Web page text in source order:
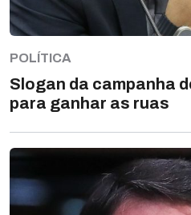
POLÍTICA
Slogan da campanha
para ganhar as ruas